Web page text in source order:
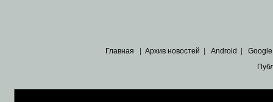
Главная Архив новостей Android Google